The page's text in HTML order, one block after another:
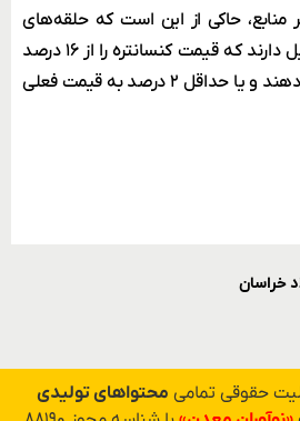
منابع، حاکی از این است که حلقه‌های
بالادست زنجیره فولاد تمایل دارند که قیمت کنسانتره را از ۱۶ درصد
فعلی به ۲۱ درصد افزایش دهند و یا حداقل ۲ درصد به قیمت فعلی
خراسان
حقوقی تمامی محتواهای تولیدی